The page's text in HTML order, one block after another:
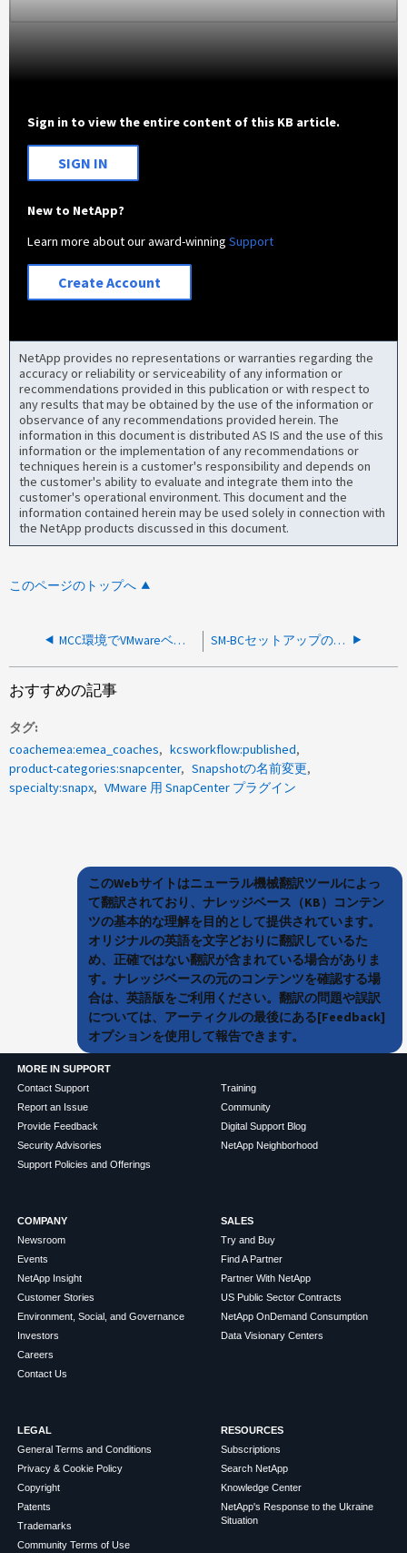
Sign in to view the entire content of this KB article.
SIGN IN
New to NetApp?
Learn more about our award-winningSupport
Create Account
NetApp provides no representations or warranties regarding the
accuracy or reliability or serviceability of any information or
recommendations provided in this publication or with respect to
any results that may be obtained by the use of the information or
observance of any recommendations provided herein. The
information in this document is distributed AS IS and the use of this
information or the implementation of any recommendations or
techniques herein is a customer's responsibility and depends on
the customer's ability to evaluate and integrate them into the
customer's operational environment. This document and the
information contained herein may be used solely in connection with
the NetApp products discussed in this document.
このページのトップへ
MCC環境でVMwareベースのストレージ検出を実行すると、SCV 4.xのバックアップが失敗する SM-BCセットアップのSCV 5.0P1保持問題
おすすめの記事
タグ
coachemea:emea_coaches
kcsworkflow:published
product-categories:snapcenter
Snapshotの名前変更
specialty:snapx
VMware 用 SnapCenter プラグイン
このWebサイトはニューラル機械翻訳ツールによっ
て翻訳されており、ナレッジベース（KB）コンテン
ツの基本的な理解を目的として提供されています。
オリジナルの英語を文字どおりに翻訳しているた
め、正確ではない翻訳が含まれている場合がありま
す。ナレッジベースの元のコンテンツを確認する場
合は、英語版をご利用ください。翻訳の問題や誤訳
については、アーティクルの最後にある[Feedback]
オプションを使用して報告できます。
MORE IN SUPPORT
Contact Support
Report an Issue
Provide Feedback
Security Advisories
Support Policies and Offerings
Training
Community
Digital Support Blog
NetApp Neighborhood
COMPANY
Newsroom
Events
NetApp Insight
Customer Stories
Environment, Social, and Governance
Investors
Careers
Contact Us
SALES
Try and Buy
Find A Partner
Partner With NetApp
US Public Sector Contracts
NetApp OnDemand Consumption
Data Visionary Centers
LEGAL
General Terms and Conditions
Privacy & Cookie Policy
Copyright
Patents
Trademarks
Community Terms of Use
RESOURCES
Subscriptions
Search NetApp
Knowledge Center
NetApp's Response to the Ukraine
Situation